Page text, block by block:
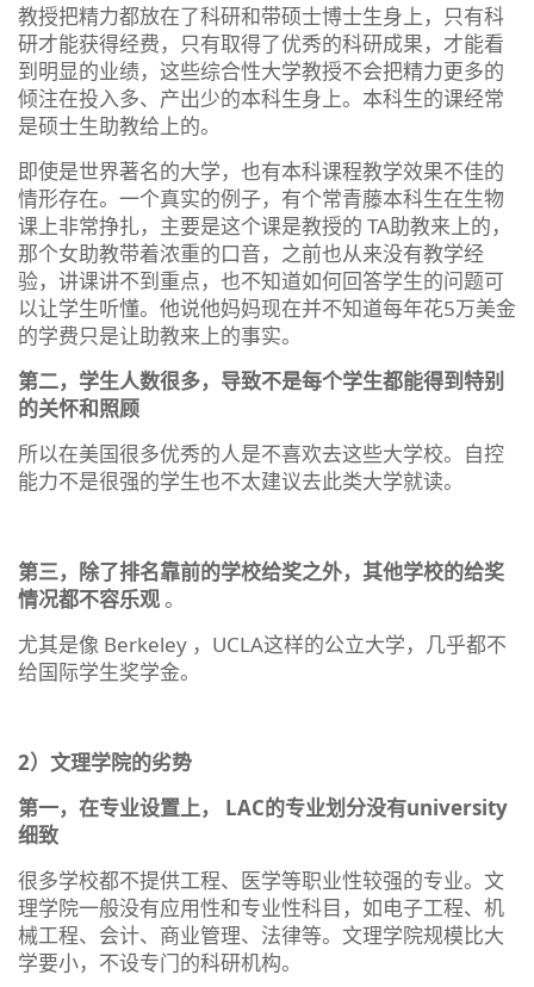
教授把精力都放在了科研和带硕士博士生身上，只有科
研才能获得经费，只有取得了优秀的科研成果，才能看
到明显的业绩，这些综合性大学教授不会把精力更多的
倾注在投入多、产出少的本科生身上。本科生的课经常
是硕士生助教给上的。
即使是世界著名的大学，也有本科课程教学效果不佳的
情形存在。一个真实的例子，有个常青藤本科生在生物
课上非常挣扎，主要是这个课是教授的 TA助教来上的，
那个女助教带着浓重的口音，之前也从来没有教学经
验，讲课讲不到重点，也不知道如何回答学生的问题可
以让学生听懂。他说他妈妈现在并不知道每年花5万美金
的学费只是让助教来上的事实。
第二，学生人数很多，导致不是每个学生都能得到特别
的关怀和照顾
所以在美国很多优秀的人是不喜欢去这些大学校。自控
能力不是很强的学生也不太建议去此类大学就读。
第三，除了排名靠前的学校给奖之外，其他学校的给奖
情况都不容乐观。
尤其是像 Berkeley ，UCLA这样的公立大学，几乎都不
给国际学生奖学金。
2）文理学院的劣势
第一，在专业设置上， LAC的专业划分没有university
细致
很多学校都不提供工程、医学等职业性较强的专业。文
理学院一般没有应用性和专业性科目，如电子工程、机
械工程、会计、商业管理、法律等。文理学院规模比大
学要小，不设专门的科研机构。